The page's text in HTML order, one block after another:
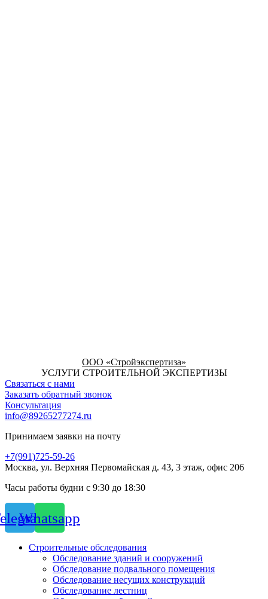
ООО «Стройэкспертиза»
УСЛУГИ СТРОИТЕЛЬНОЙ ЭКСПЕРТИЗЫ
Связаться с нами
Заказать обратный звонок
Консультация
info@89265277274.ru
Принимаем заявки на почту
+7(991)725-59-26
Москва, ул. Верхняя Первомайская д. 43, 3 этаж, офис 206
Часы работы будни с 9:30 до 18:30
Whatsapp
Строительные обследования
Обследование зданий и сооружений
Обследование подвального помещения
Обследование несущих конструкций
Обследование лестниц